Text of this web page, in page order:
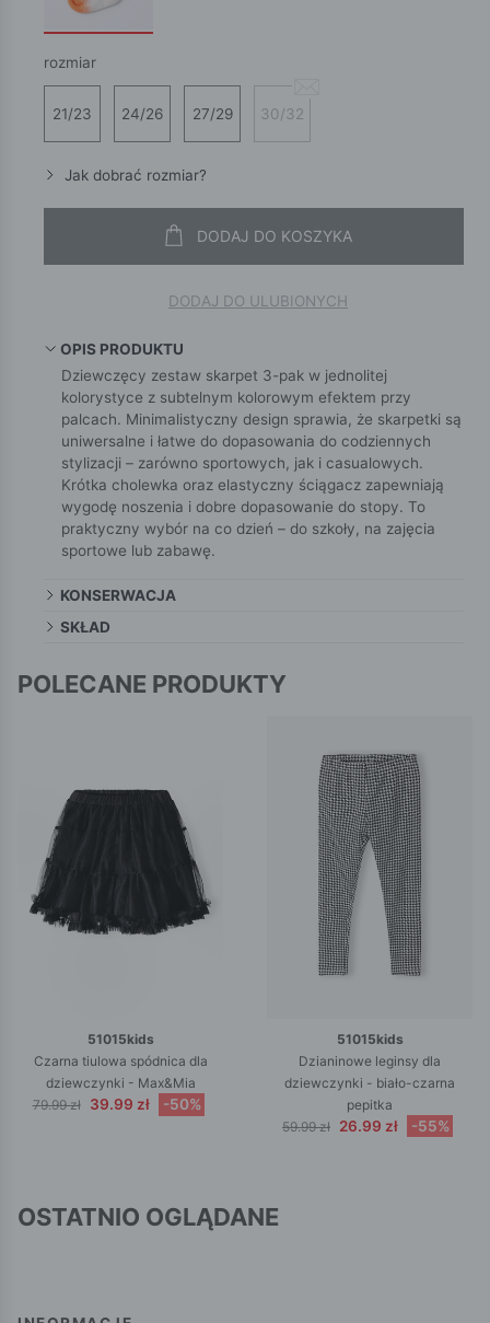
rozmiar
21/23 24/26 27/29 30/32
Jak dobrać rozmiar?
DODAJ DO KOSZYKA
DODAJ DO ULUBIONYCH
OPIS PRODUKTU
Dziewczęcy zestaw skarpet 3-pak w jednolitej
kolorystyce z subtelnym kolorowym efektem przy
palcach. Minimalistyczny design sprawia, że skarpetki są
uniwersalne i łatwe do dopasowania do codziennych
stylizacji – zarówno sportowych, jak i casualowych.
Krótka cholewka oraz elastyczny ściągacz zapewniają
wygodę noszenia i dobre dopasowanie do stopy. To
praktyczny wybór na co dzień – do szkoły, na zajęcia
sportowe lub zabawę.
KONSERWACJA
SKŁAD
POLECANE PRODUKTY
51015kids
Czarna tiulowa spódnica dla
dziewczynki - Max&Mia
79.99 zł
39.99 zł -50%
51015kids
Dzianinowe leginsy dla
dziewczynki - biało-czarna
pepitka
59.99 zł 26.99 zł -55%
OSTATNIO OGLĄDANE